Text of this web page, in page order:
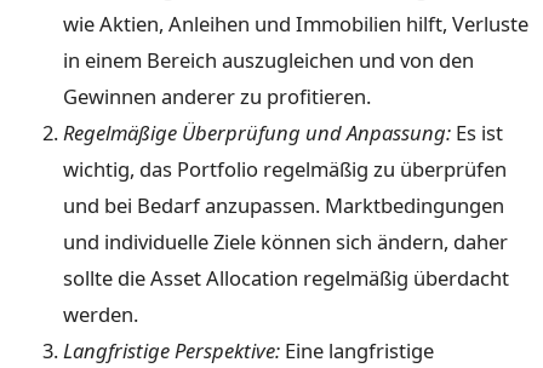
wie Aktien, Anleihen und Immobilien hilft, Verluste
in einem Bereich auszugleichen und von den
Gewinnen anderer zu profitieren.
Regelmäßige Überprüfung und Anpassung: Es ist
wichtig, das Portfolio regelmäßig zu überprüfen
und bei Bedarf anzupassen. Marktbedingungen
und individuelle Ziele können sich ändern, daher
sollte die Asset Allocation regelmäßig überdacht
werden.
Langfristige Perspektive: Eine langfristige